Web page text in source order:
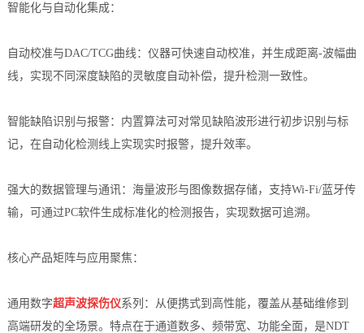
智能化与自动化集成：
自动校准与DAC/TCG曲线：仪器可快速自动校准，并生成距离-波幅曲
线，实现不同深度缺陷的灵敏度自动补偿，提升检测一致性。
智能缺陷识别与报警：内置算法可对常见缺陷波形进行初步识别与标
记，在自动化检测线上实现实时报警，提升效率。
强大的数据管理与通讯：海量波形与图像数据存储，支持Wi-Fi/蓝牙传
输，可通过PC软件生成标准化的检测报告，实现数据可追溯。
核心产品矩阵与应用聚焦：
通用数字超声波探伤仪系列：从便携式到高性能，覆盖从基础维修到
高端研发的全场景。特点在于通道数多、频带宽、功能全面，是NDT